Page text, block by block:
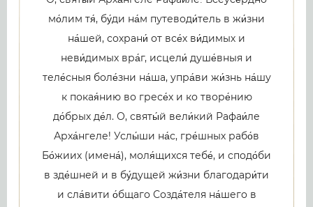
мо́лим тя́, бу́ди на́м путеводи́тель в жи́зни
на́шей, сохрани́ от все́х ви́димых и
неви́димых вра́г, исцели́ душе́вныя и
теле́сныя боле́зни на́ша, упра́ви жи́знь на́шу
к покая́нию во гресе́х и ко творе́нию
до́брых де́л. О, святы́й вели́кий Рафаи́ле
Арха́нгеле! Услы́ши на́с, гре́шных рабо́в
Бо́жиих (имена́), моля́щихся тебе́, и сподо́би
в зде́шней и в бу́дущей жи́зни благодари́ти
и сла́вити о́бщаго Созда́теля на́шего в